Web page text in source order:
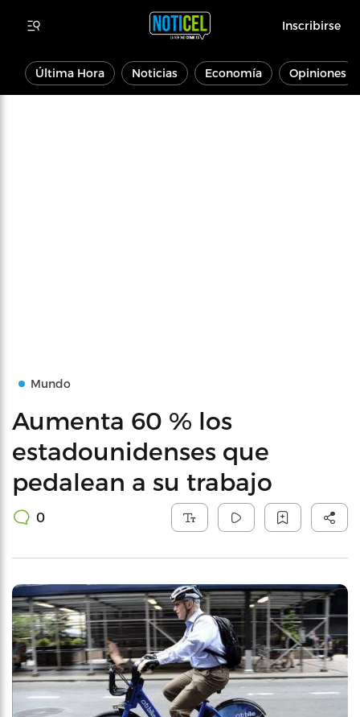
Inscribirse
Última Hora Noticias Economía Opiniones
Mundo
Aumenta 60 % los
estadounidenses que
pedalean a su trabajo
0